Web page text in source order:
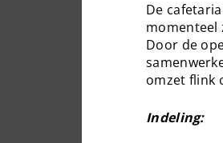
De
momenteel
Door de
omzet flink
Indeling: